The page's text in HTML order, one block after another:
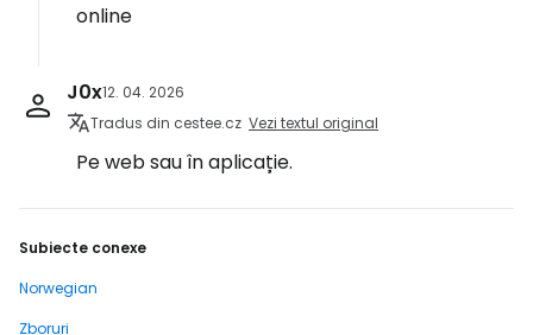
online
J0x12. 04. 2026
Tradus din cestee.cz Vezi textul original
Pe web sau în aplicație.
Subiecte conexe
Norwegian
Zboruri